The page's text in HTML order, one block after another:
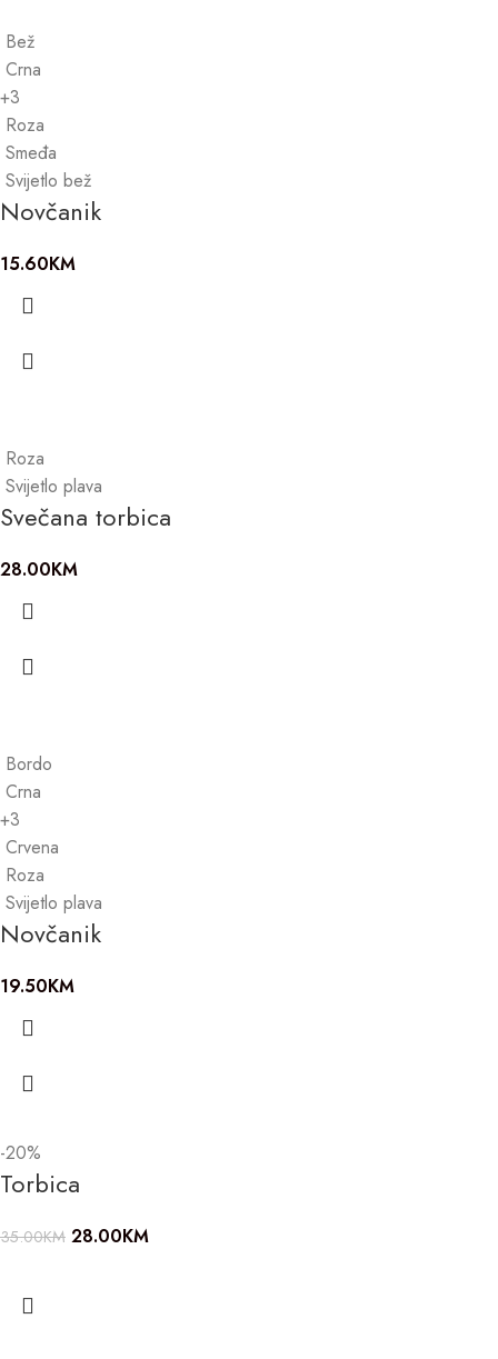
Bež
Crna
+3
Roza
Smeđa
Svijetlo bež
Novčanik
15.60KM
Roza
Svijetlo plava
Svečana torbica
28.00KM
Bordo
Crna
+3
Crvena
Roza
Svijetlo plava
Novčanik
19.50KM
-20%
Torbica
35.00KM 28.00KM